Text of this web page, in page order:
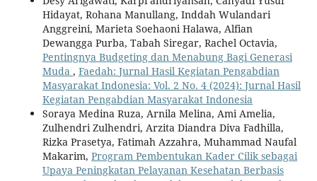
Hidayat, Rohana Manullang, Inddah Wulandari
Anggreini, Marieta Soehaoni Halawa, Alfian
Dewangga Purba, Tabah Siregar, Rachel Octavia,
Pentingnya Budgeting dan Menabung Bagi Generasi
Muda , Faedah: Jurnal Hasil Kegiatan Pengabdian
Masyarakat Indonesia: Vol. 2 No. 4 (2024): Jurnal Hasil
Kegiatan Pengabdian Masyarakat Indonesia
Soraya Medina Ruza, Arnila Melina, Ami Amelia,
Zulhendri Zulhendri, Arzita Diandra Diva Fadhilla,
Rizka Prasetya, Fatimah Azzahra, Muhammad Naufal
Makarim, Program Pembentukan Kader Cilik sebagai
Upaya Peningkatan Pelayanan Kesehatan Berbasis